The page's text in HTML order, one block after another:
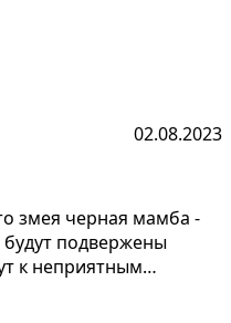
02.08.2023
змея черная мамба -
подвержены
к неприятным